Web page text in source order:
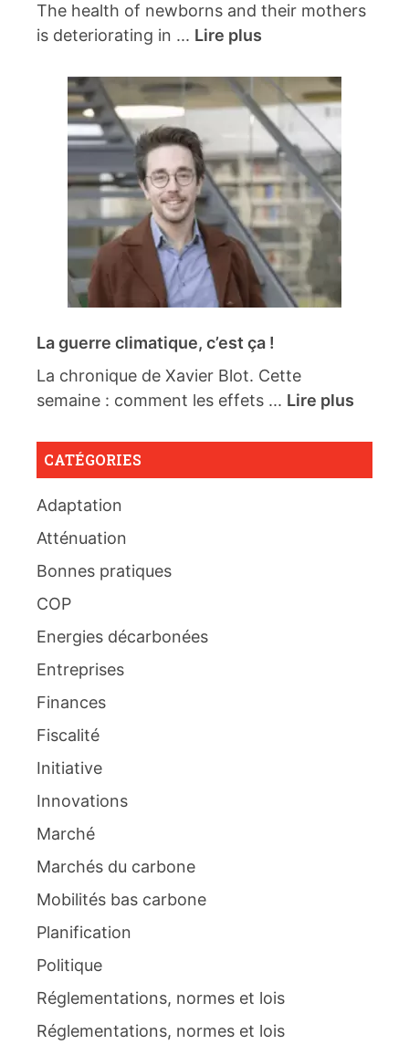
The health of newborns and their mothers
is deteriorating in ... Lire plus
La guerre climatique, c’est ça !
La chronique de Xavier Blot. Cette
semaine : comment les effets ... Lire plus
CATÉGORIES
Adaptation
Atténuation
Bonnes pratiques
COP
Energies décarbonées
Entreprises
Finances
Fiscalité
Initiative
Innovations
Marché
Marchés du carbone
Mobilités bas carbone
Planification
Politique
Réglementations, normes et lois
Réglementations, normes et lois